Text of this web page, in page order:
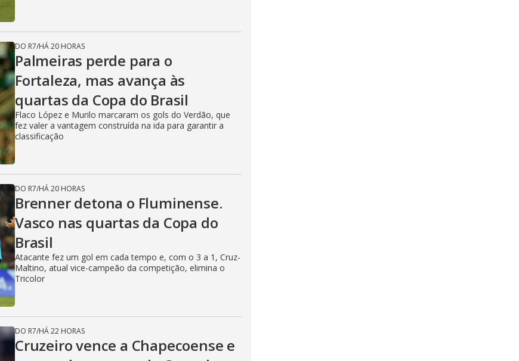
DO R7/HÁ 20 HORAS
Palmeiras perde para o
Fortaleza, mas avança às
quartas da Copa do Brasil
Flaco López e Murilo marcaram os gols do Verdão, que
fez valer a vantagem construída na ida para garantir a
classificação
DO R7/HÁ 20 HORAS
Brenner detona o Fluminense.
Vasco nas quartas da Copa do
Brasil
Atacante fez um gol em cada tempo e, com o 3 a 1, Cruz-
Maltino, atual vice-campeão da competição, elimina o
Tricolor
DO R7/HÁ 22 HORAS
Cruzeiro vence a Chapecoense e